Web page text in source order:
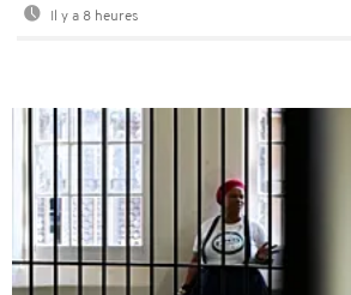
Il y a 8 heures